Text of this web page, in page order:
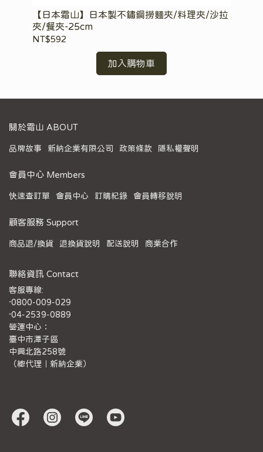
【日本霜山】日本製不鏽鋼撈麵夾/料理夾/沙拉
夾/餐夾-25cm
NT$592
加入購物車
關於霜山 ABOUT
品牌故事 新納企業有限公司 政策條款 隱私權聲明
會員中心 Members
快速查訂單 會員中心 訂購紀錄 會員轉移說明
顧客服務 Support
商品退/換貨 退換貨說明 配送說明 商業合作
聯絡資訊 Contact
客服專線:
·0800-009-029
·04-2539-0889
營運中心：
臺中市潭子區
中興北路258號
（總代理｜新納企業）